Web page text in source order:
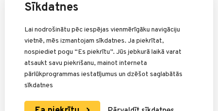
Par maksājumiem atbild:
Sīkdatnes
Lai nodrošinātu pēc iespējas vienmērīgāku navigāciju
vietnē, mēs izmantojam sīkdatnes. Ja piekrītat,
nospiediet pogu “Es piekrītu”. Jūs jebkurā laikā varat
atsaukt savu piekrišanu, mainot interneta
pārlūkprogrammas iestatījumus un dzēšot saglabātās
sīkdatnes